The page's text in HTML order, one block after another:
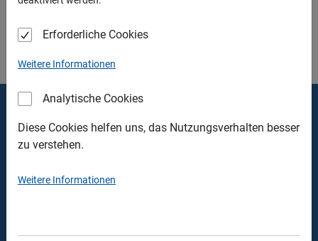
per Anfrageformular, telefonisch oder per Mail.
Verwaltung
90441 Nürnberg
Fax: +49 911 428106
Erforderliche Cookies
Weitere Informationen
Analytische Cookies
Diese Cookies helfen uns, das Nutzungsverhalten besser
zu verstehen.
Weitere Informationen